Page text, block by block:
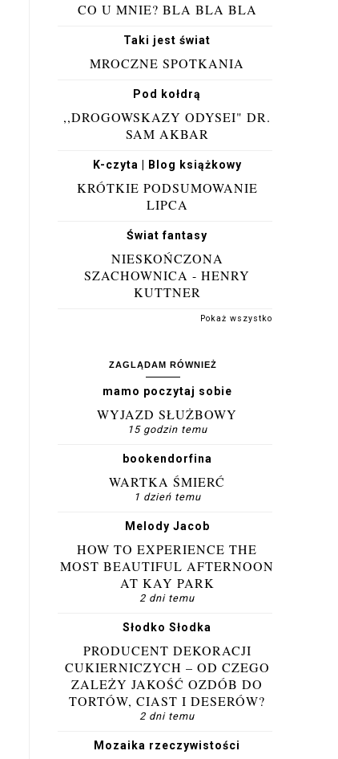
CO U MNIE? BLA BLA BLA
Taki jest świat
MROCZNE SPOTKANIA
Pod kołdrą
,,DROGOWSKAZY ODYSEI" DR.
SAM AKBAR
K-czyta | Blog książkowy
KRÓTKIE PODSUMOWANIE
LIPCA
Świat fantasy
NIESKOŃCZONA
SZACHOWNICA - HENRY
KUTTNER
Pokaż wszystko
ZAGLĄDAM RÓWNIEŻ
mamo poczytaj sobie
WYJAZD SŁUŻBOWY
15 godzin temu
bookendorfina
WARTKA ŚMIERĆ
1 dzień temu
Melody Jacob
HOW TO EXPERIENCE THE
MOST BEAUTIFUL AFTERNOON
AT KAY PARK
2 dni temu
Słodko Słodka
PRODUCENT DEKORACJI
CUKIERNICZYCH – OD CZEGO
ZALEŻY JAKOŚĆ OZDÓB DO
TORTÓW, CIAST I DESERÓW?
2 dni temu
Mozaika rzeczywistości